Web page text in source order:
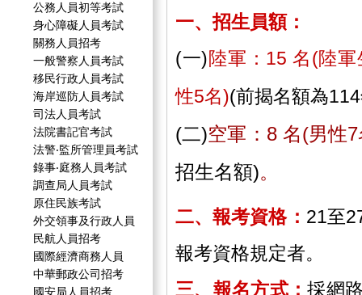
公務人員初等考試
身心障礙人員考試
關務人員招考
一般警察人員考試
移民行政人員考試
海岸巡防人員考試
司法人員考試
法院書記官考試
法警‧監所管理員考試
錄事‧庭務人員考試
調查局人員考試
原住民族考試
外交領事及行政人員
民航人員招考
國際經濟商務人員
中華郵政公司招考
國安局人員招考
一、招生員額：
(一)陸軍：15 名(陸
性5名)(前揭名額為
(二)空軍：8 名(男性
招生名額)。
二、報考資格： 21至
報考資格規定者。
三、報名方式：採網